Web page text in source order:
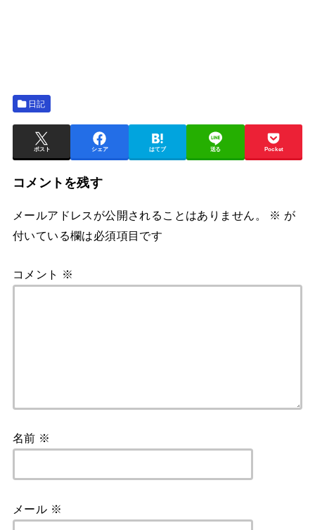
日記
ポスト シェア はてブ 送る Pocket
コメントを残す
メールアドレスが公開されることはありません。 ※ が
付いている欄は必須項目です
コメント ※
名前 ※
メール ※